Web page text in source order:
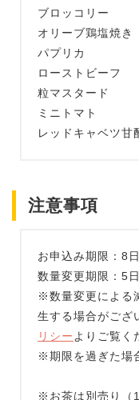
ブロッコリー
オリーブ鶏塩焼き
パプリカ
ローストビーフ
粒マスタード
ミニトマト
レッドキャベツ甘
注意事項
お申込み期限：8
数量変更期限：5
※数量変更による
生する場合がござ
リシー よりご覧く
※期限を過ぎた場
※お茶は別売り（